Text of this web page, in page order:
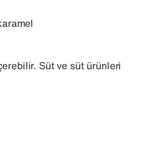
Süt ve süt ürünleri